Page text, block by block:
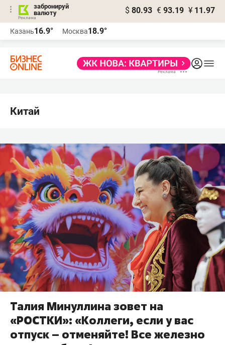
забронируй
валюту
$ 80.93 € 93.19 ¥ 11.97
Казань16.9° Москва18.9°
Китай
Талия Минуллина зовет на
«РОСТКИ»: «Коллеги, если у вас
отпуск – отменяйте! Все железно